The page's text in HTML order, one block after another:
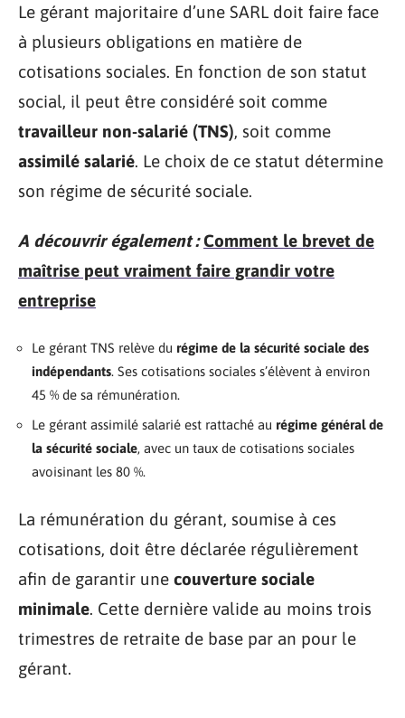
Le gérant majoritaire d’une SARL doit faire face
à plusieurs obligations en matière de
cotisations sociales. En fonction de son statut
social, il peut être considéré soit comme
travailleur non-salarié (TNS), soit comme
assimilé salarié. Le choix de ce statut détermine
son régime de sécurité sociale.
A découvrir également : Comment le brevet de
maîtrise peut vraiment faire grandir votre
entreprise
Le gérant TNS relève du régime de la sécurité sociale des
indépendants. Ses cotisations sociales s’élèvent à environ
45 % de sa rémunération.
Le gérant assimilé salarié est rattaché au régime général de
la sécurité sociale, avec un taux de cotisations sociales
avoisinant les 80 %.
La rémunération du gérant, soumise à ces
cotisations, doit être déclarée régulièrement
afin de garantir une couverture sociale
minimale. Cette dernière valide au moins trois
trimestres de retraite de base par an pour le
gérant.